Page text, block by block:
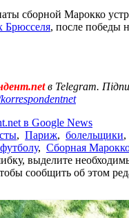
сборной Марокко
Брюсселя, после победы
в Telegram.
в Google News
, Париж, болельщики,
, Сборная
выделите
сообщить об этом